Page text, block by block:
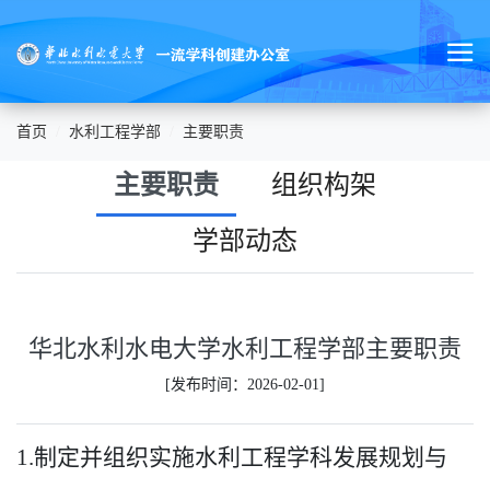
首页 水利工程学部 主要职责
主要职责
组织构架
学部动态
华北水利水电大学水利工程学部主要职责
[发布时间：2026-02-01]
1.制定并组织实施水利工程学科发展规划与